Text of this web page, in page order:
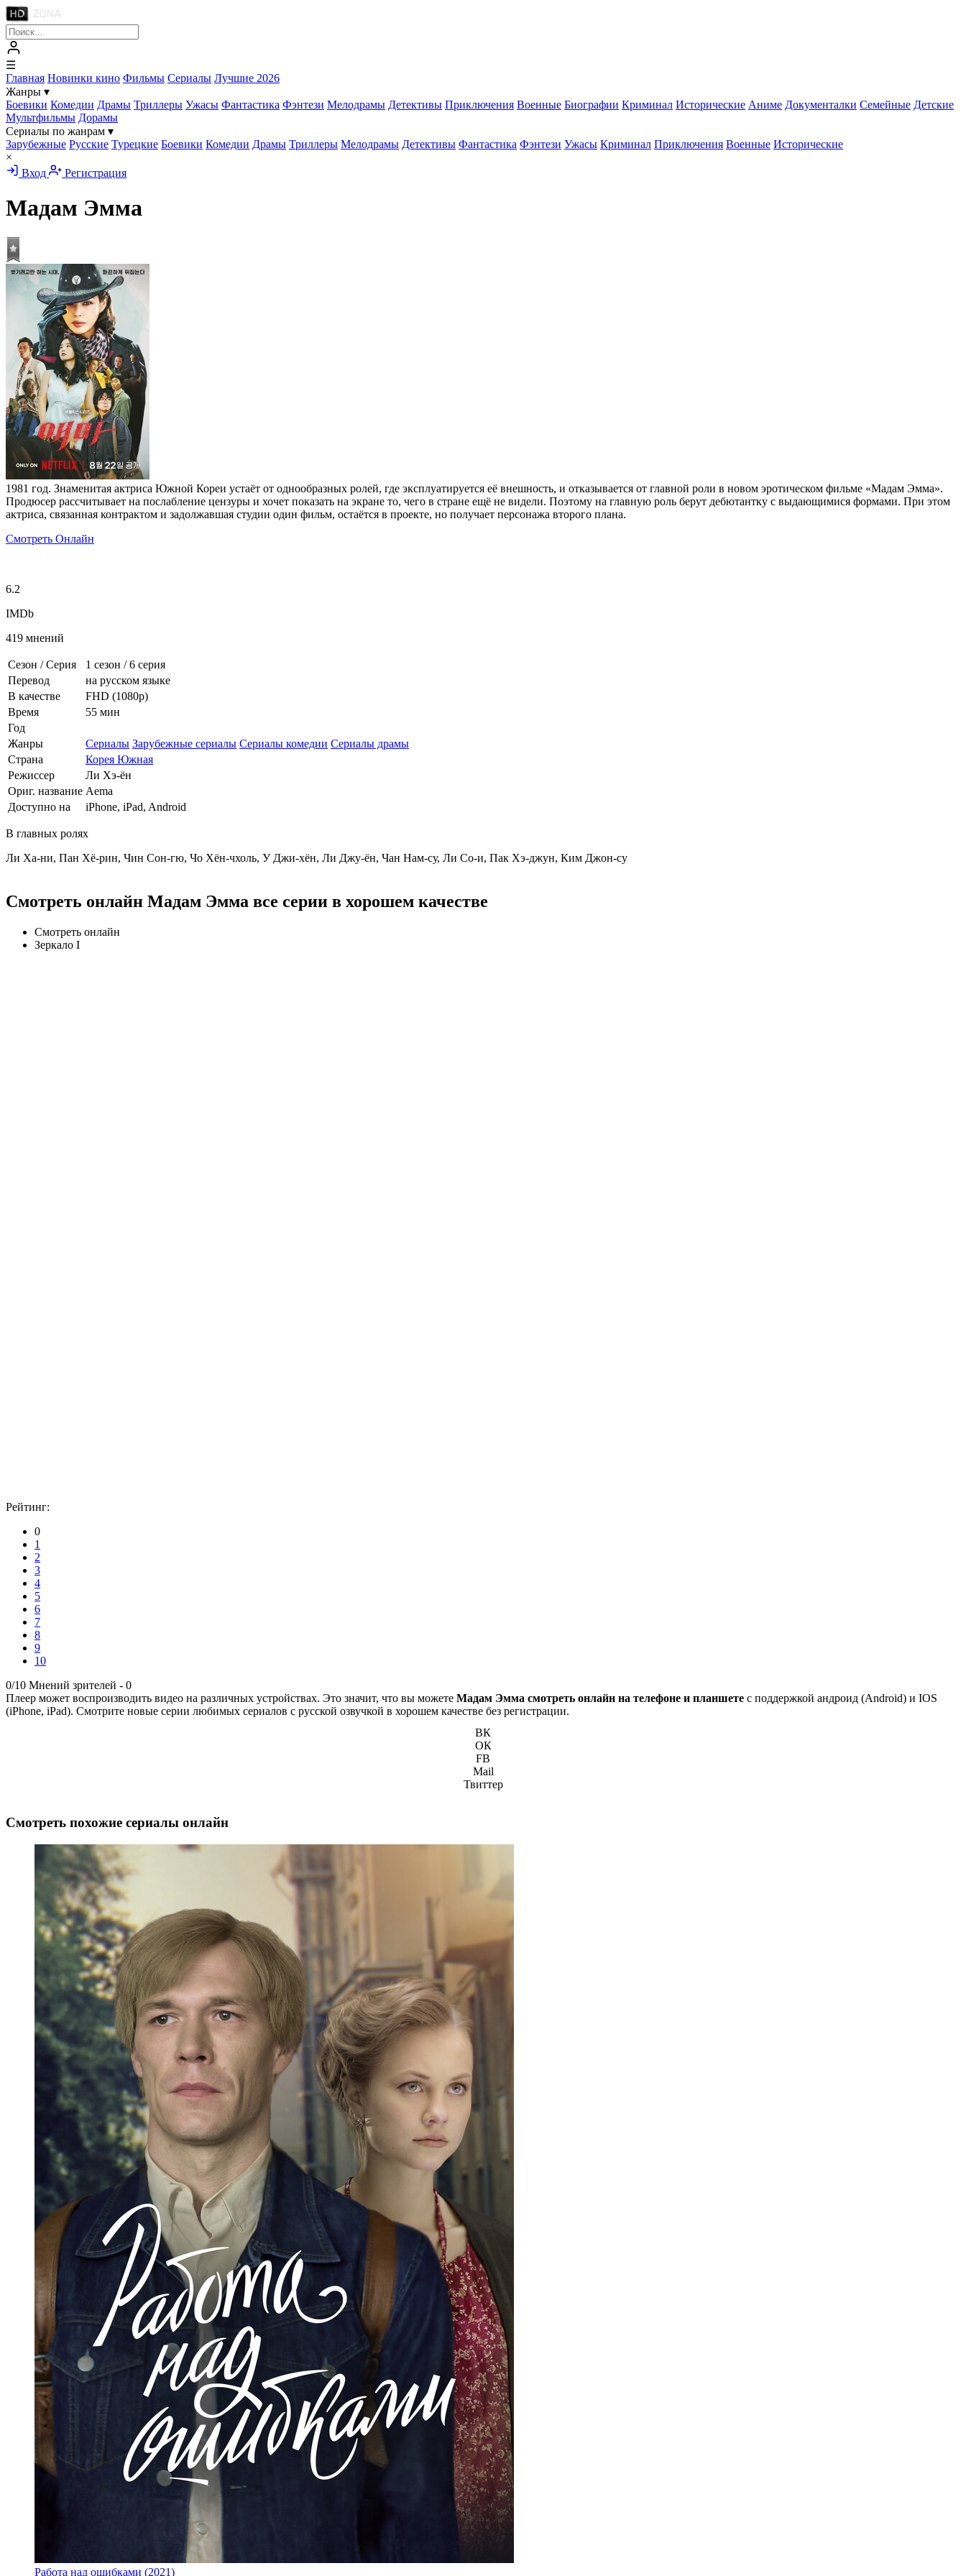
☰
Главная Новинки кино Фильмы Сериалы Лучшие 2026
Жанры ▾
Боевики Комедии Драмы Триллеры Ужасы Фантастика Фэнтези Мелодрамы Детективы Приключения Военные Биографии Криминал Исторические Аниме Документалки Семейные Детские
Мультфильмы Дорамы
Сериалы по жанрам ▾
Зарубежные Русские Турецкие Боевики Комедии Драмы Триллеры Мелодрамы Детективы Фантастика Фэнтези Ужасы Криминал Приключения Военные Исторические
×
Вход
Регистрация
Мадам Эмма
1981 год. Знаменитая актриса Южной Кореи устаёт от однообразных ролей, где эксплуатируется её внешность, и отказывается от главной роли в новом эротическом фильме «Мадам Эмма».
Продюсер рассчитывает на послабление цензуры и хочет показать на экране то, чего в стране ещё не видели. Поэтому на главную роль берут дебютантку с выдающимися формами. При этом
актриса, связанная контрактом и задолжавшая студии один фильм, остаётся в проекте, но получает персонажа второго плана.
Смотреть Онлайн
6.2
IMDb
419 мнений
Сезон / Серия 1 сезон /6 серия
Перевод
на русском языке
В качестве
FHD (1080p)
Время
55 мин
Год
Жанры
Сериалы Зарубежные сериалы Сериалы комедии Сериалы драмы
Страна
Корея Южная
Режиссер
Ли Хэ-ён
Ориг. название Aema
Доступно на
iPhone, iPad, Android
В главных ролях
Ли Ха-ни, Пан Хё-рин, Чин Сон-гю, Чо Хён-чхоль, У Джи-хён, Ли Джу-ён, Чан Нам-су, Ли Со-и, Пак Хэ-джун, Ким Джон-су
Смотреть онлайн Мадам Эмма все серии в хорошем качестве
Смотреть онлайн
Зеркало I
Рейтинг:
0
1
2
3
4
5
6
7
8
9
10
0/10 Мнений зрителей - 0
Плеер может воспроизводить видео на различных устройствах. Это значит, что вы можете Мадам Эмма смотреть онлайн на телефоне и планшете с поддержкой андроид (Android) и IOS
(iPhone, iPad). Смотрите новые серии любимых сериалов с русской озвучкой в хорошем качестве без регистрации.
ВК
ОК
FB
Mail
Твиттер
Смотреть похожие сериалы онлайн
Работа над ошибками (2021)